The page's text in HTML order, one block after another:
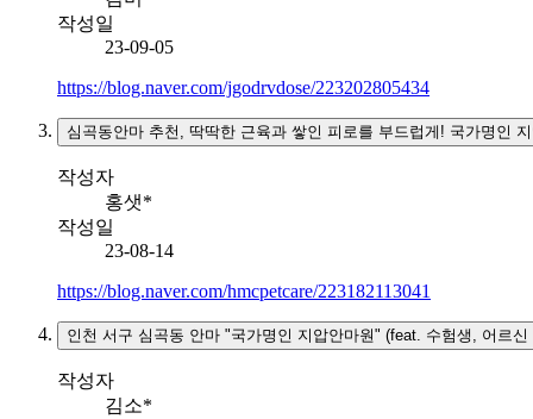
작성일
23-09-05
https://blog.naver.com/jgodrvdose/223202805434
심곡동안마 추천, 딱딱한 근육과 쌓인 피로를 부드럽게! 국가명인
작성자
홍샛*
작성일
23-08-14
https://blog.naver.com/hmcpetcare/223182113041
인천 서구 심곡동 안마 "국가명인 지압안마원" (feat. 수험생, 어르신
작성자
김소*